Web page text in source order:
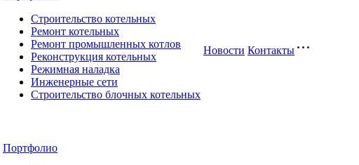
Строительство котельных
Ремонт котельных
Ремонт промышленных котлов
Реконструкция котельных
Режимная наладка
Инженерные сети
Строительство блочных котельных
Новости Контакты
Портфолио